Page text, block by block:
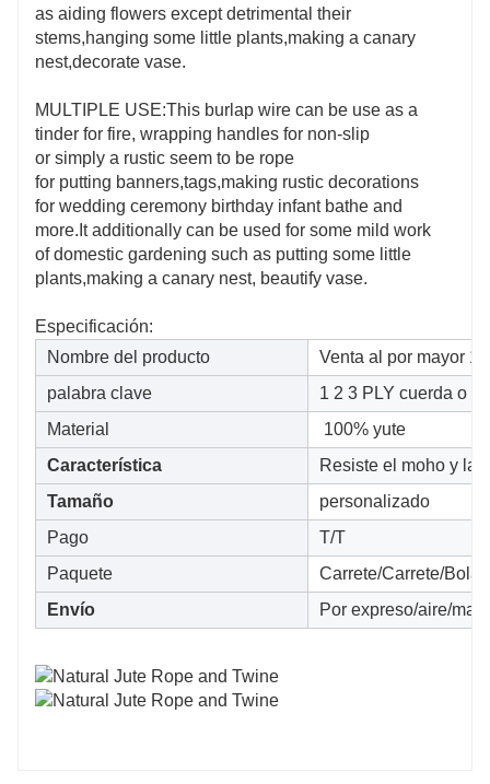
as aiding flowers except detrimental their
stems,hanging some little plants,making a canary
nest,decorate vase.
MULTIPLE USE:This burlap wire can be use as a
tinder for fire, wrapping handles for non-slip
or simply a rustic seem to be rope
for putting banners,tags,making rustic decorations
for wedding ceremony birthday infant bathe and
more.It additionally can be used for some mild work
of domestic gardening such as putting some little
plants,making a canary nest, beautify vase.
Especificación:
Nombre del producto
Venta al por mayor
palabra clave
1 2 3 PLY cuerda o
Material
100% yute
Característica
Resiste el moho y la
Tamaño
personalizado
Pago
T/T
Paquete
Carrete/Carrete/Bola
Envío
Por expreso/aire/mar